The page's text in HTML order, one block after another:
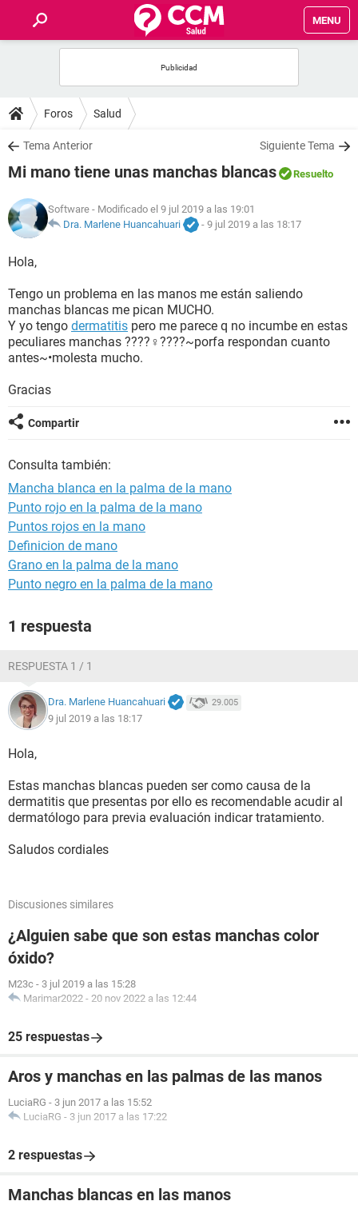
MENU
FOROS
SALUD
NUTRICIÓN
BIENESTAR
SEXUALIDAD
GLOSARIO
Foros Salud
Tema Anterior Siguiente Tema
Mi mano tiene unas manchas blancas Resuelto
Software - Modificado el 9 jul 2019 a las 19:01
Dra. Marlene Huancahuari
- 9 jul 2019 a las 18:17
Hola,
Tengo un problema en las manos me están saliendo
manchas blancas me pican MUCHO.
Y yo tengo dermatitis pero me parece q no incumbe en estas
peculiares manchas ????‍♀️????~porfa respondan cuanto
antes~•molesta mucho.
Gracias
Compartir
Consulta también:
Mancha blanca en la palma de la mano
Punto rojo en la palma de la mano
Puntos rojos en la mano
Definicion de mano
Grano en la palma de la mano
Punto negro en la palma de la mano
1 respuesta
RESPUESTA 1 / 1
Dra. Marlene Huancahuari 29.005
9 jul 2019 a las 18:17
Hola,
Estas manchas blancas pueden ser como causa de la
dermatitis que presentas por ello es recomendable acudir al
dermatólogo para previa evaluación indicar tratamiento.
Saludos cordiales
Discusiones similares
¿Alguien sabe que son estas manchas color
óxido?
M23c - 3 jul 2019 a las 15:28
Marimar2022 - 20 nov 2022 a las 12:44
25 respuestas
Aros y manchas en las palmas de las manos
LuciaRG - 3 jun 2017 a las 15:52
LuciaRG - 3 jun 2017 a las 17:22
2 respuestas
Manchas blancas en las manos